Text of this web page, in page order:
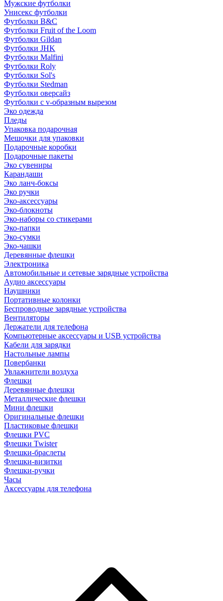
Мужские футболки
Унисекс футболки
Футболки B&C
Футболки Fruit of the Loom
Футболки Gildan
Футболки JHK
Футболки Malfini
Футболки Roly
Футболки Sol's
Футболки Stedman
Футболки оверсайз
Футболки с v-образным вырезом
Эко одежда
Пледы
Упаковка подарочная
Мешочки для упаковки
Подарочные коробки
Подарочные пакеты
Эко сувениры
Карандаши
Эко ланч-боксы
Эко ручки
Эко-аксессуары
Эко-блокноты
Эко-наборы со стикерами
Эко-папки
Эко-сумки
Эко-чашки
Деревянные флешки
Электроника
Автомобильные и сетевые зарядные устройства
Аудио аксессуары
Наушники
Портативные колонки
Беспроводные зарядные устройства
Вентиляторы
Держатели для телефона
Компьютерные аксессуары и USB устройства
Кабели для зарядки
Настольные лампы
Повербанки
Увлажнители воздуха
Флешки
Деревянные флешки
Металлические флешки
Мини флешки
Оригинальные флешки
Пластиковые флешки
Флешки PVC
Флешки Twister
Флешки-браслеты
Флешки-визитки
Флешки-ручки
Часы
Аксессуары для телефона